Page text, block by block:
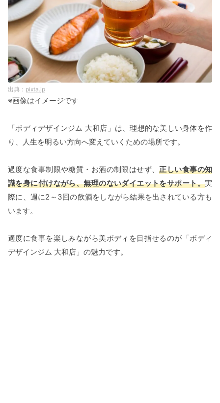
pixta.jp
※画像はイメージです
「ボディデザインジム 大和店」は、理想的な美しい身体を作
り、人生を明るい方向へ変えていくための場所です。
過度な食事制限や糖質・お酒の制限はせず、正しい食事の知
識を身に付けながら、無理のないダイエットをサポート。実
際に、週に2～3回の飲酒をしながら結果を出されている方も
います。
適度に食事を楽しみながら美ボディを目指せるのが「ボディ
デザインジム 大和店」の魅力です。